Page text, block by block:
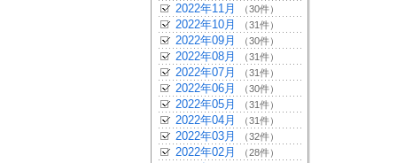
2022年11月 （30件）
2022年10月 （31件）
2022年09月 （30件）
2022年08月 （31件）
2022年07月 （31件）
2022年06月 （30件）
2022年05月 （31件）
2022年04月 （31件）
2022年03月 （32件）
2022年02月 （28件）